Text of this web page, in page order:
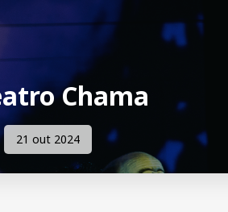
Chama
21 out 2024